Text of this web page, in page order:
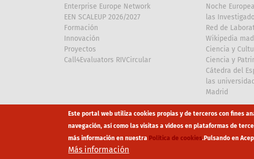
Enterprise Europe Network
EEN SCALEUP 2026/2027
Formación
Innovación
Proyectos
Call4Evaluators RIVCircular
Noche
las
Red de
Wikipedia
Ciencia y
Ciencia y
Cátedra del
las
Madrid
Array Array
Footer
Este portal web utiliza cookies propias y de terceros con fines
navegación, así como las visitas a vídeos en plataformas de
más información en nuestra Política de cookies.Pulsando en
Más información